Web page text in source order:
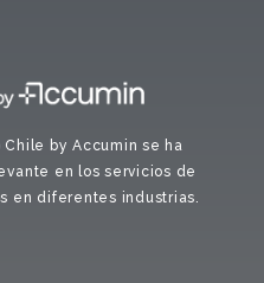
Chile by Accumin se ha
en los servicios de
en diferentes industrias.